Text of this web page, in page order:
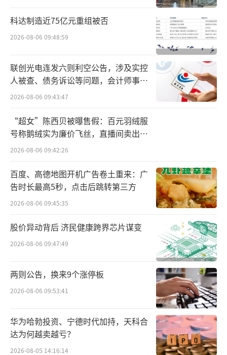
早发现、早诊断、早治疗是国际公认的肿
瘤防治手段，早期胰腺癌手术切除率为90%～1
00%，5年生存率可达到50%～70%，高危人群
的早期筛查更是实现这一目标的关键前提。美
国针对遗传高危人群开展的超20年筛查研究，
已充分验证早筛的核心价值：筛查组I期肿瘤检
出率达57.9%、中位生存期9.8年，远高于非筛
查组的14.3%和1.5年，早筛对提升胰腺癌患者
生存率的作用显著。体检中心是癌症防治的第
以从源头堵住癌症发生，提高患者生存率！
金钢主任还介绍，由上海长海医院牵头
的“四大慢病国家科技重大专项”，联合医疗
机构、科研院所与企业协同攻关，构建起融合
多组学数据的早期诊断技术体系，并结合人工
智能算法打造出胰腺病变早期预警系统，以期
提高胰腺癌早期诊断的敏感性和特异性，实现
产学研医深度融合打造全流程早筛诊疗闭
环
科达制造近75亿元重组被否
2026-08-06 09:48:59
联创光电连发六则利空公告，涉及实控
人被查、债务诉讼等问题，会计师事务
所曾出具“保留意见”
2026-08-06 09:43:47
“超女”陈西贝被曝售假：百元羽绒服
号称鹅绒实为廉价飞丝，直播间卖出超
百万元
2026-08-06 09:42:26
百度、高德地图开机广告卷土重来：广
告时长最高5秒，点击后跳转第三方
2026-08-06 09:45:35
股价异动背后 济民健康跨界芯片谋变
2026-08-06 09:47:49
两则公告，换来9个涨停板
2026-08-06 09:53:41
华为哈勃投资、宁德时代加持，天科合
达为何越卖越亏？
2026-08-05 14:16:14